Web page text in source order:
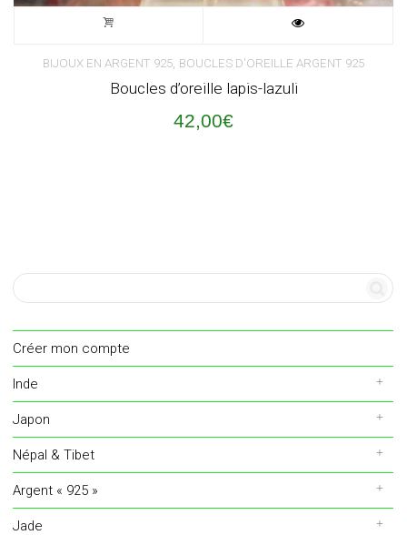
BIJOUX EN ARGENT 925, BOUCLES D'OREILLE ARGENT 925
Boucles d’oreille lapis-lazuli
42,00€
Créer mon compte
Inde
Japon
Népal & Tibet
Argent « 925 »
Jade